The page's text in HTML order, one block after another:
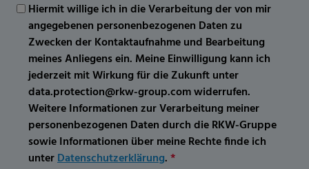
Hiermit willige ich in die Verarbeitung der von mir
angegebenen personenbezogenen Daten zu
Zwecken der Kontaktaufnahme und Bearbeitung
meines Anliegens ein. Meine Einwilligung kann ich
jederzeit mit Wirkung für die Zukunft unter
data.protection@rkw-group.com widerrufen.
Weitere Informationen zur Verarbeitung meiner
personenbezogenen Daten durch die RKW-Gruppe
sowie Informationen über meine Rechte finde ich
unterDatenschutzerklärung.*